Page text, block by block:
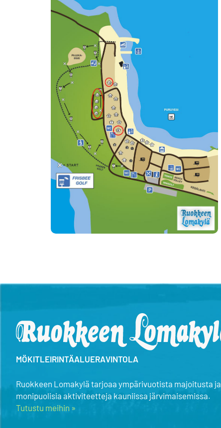
MÖKITLEIRINTÄALUERAVINTOLA
Ruokkeen Lomakylä tarjoaa ympärivuotista majoitusta ja
monipuolisia aktiviteetteja kauniissa järvimaisemissa.
Tutustu meihin »